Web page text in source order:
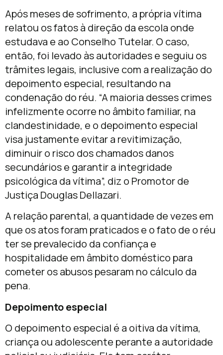
Após meses de sofrimento, a própria vítima
relatou os fatos à direção da escola onde
estudava e ao Conselho Tutelar. O caso,
então, foi levado às autoridades e seguiu os
trâmites legais, inclusive com a realização do
depoimento especial, resultando na
condenação do réu. “A maioria desses crimes
infelizmente ocorre no âmbito familiar, na
clandestinidade, e o depoimento especial
visa justamente evitar a revitimização,
diminuir o risco dos chamados danos
secundários e garantir a integridade
psicológica da vítima”, diz o Promotor de
Justiça Douglas Dellazari.
A relação parental, a quantidade de vezes em
que os atos foram praticados e o fato de o réu
ter se prevalecido da confiança e
hospitalidade em âmbito doméstico para
cometer os abusos pesaram no cálculo da
pena.
Depoimento especial
O depoimento especial é a oitiva da vítima,
criança ou adolescente perante a autoridade